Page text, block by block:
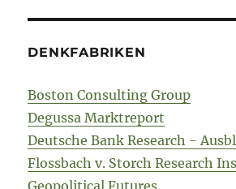
DENKFABRIKEN
Boston Consulting Group
Degussa Marktreport
Deutsche Bank Research -
Flossbach v. Storch Research
Geopolitical Futures